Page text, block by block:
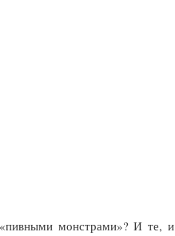
монстрами»? И те, и